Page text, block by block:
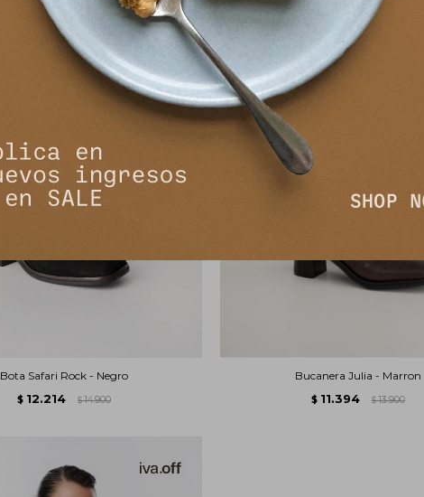
Bota Safari Rock - Negro
$ 12.214 $ 14.900
Bucanera Julia - Marron
$ 11.394 $ 13.900